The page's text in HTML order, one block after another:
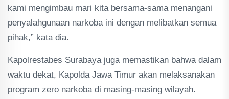
kami mengimbau mari kita bersama-sama menangani
penyalahgunaan narkoba ini dengan melibatkan semua
pihak,” kata dia.
Kapolrestabes Surabaya juga memastikan bahwa dalam
waktu dekat, Kapolda Jawa Timur akan melaksanakan
program zero narkoba di masing-masing wilayah.